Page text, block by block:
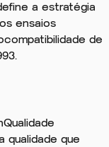
a estratégia
ensaios
de
Qualidade
qualidade que